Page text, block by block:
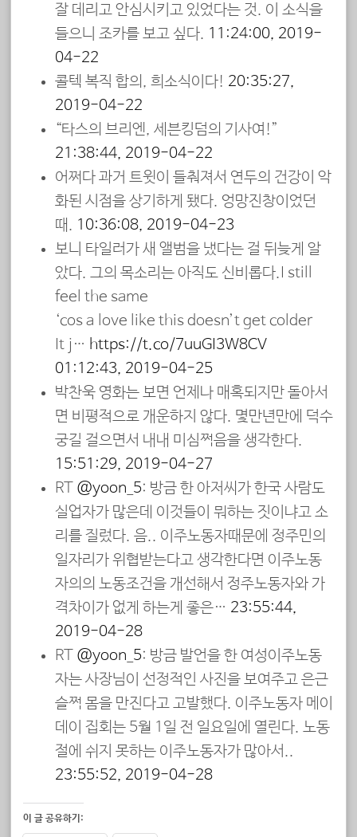
잘 데리고 안심시키고 있었다는 것. 이 소식을
들으니 조카를 보고 싶다. 11:24:00, 2019-
04-22
콜텍 복직 합의, 희소식이다! 20:35:27,
2019-04-22
“타스의 브리엔, 세븐킹덤의 기사여!”
21:38:44, 2019-04-22
어쩌다 과거 트윗이 들춰져서 연두의 건강이 악
화된 시점을 상기하게 됐다. 엉망진창이었던
때. 10:36:08, 2019-04-23
보니 타일러가 새 앨범을 냈다는 걸 뒤늦게 알
았다. 그의 목소리는 아직도 신비롭다.I still
feel the same
‘cos a love like this doesn’t get colder
It j… https://t.co/7uuGI3W8CV
01:12:43, 2019-04-25
박찬욱 영화는 보면 언제나 매혹되지만 돌아서
면 비평적으로 개운하지 않다. 몇만년만에 덕수
궁길 걸으면서 내내 미심쩍음을 생각한다.
15:51:29, 2019-04-27
RT @yoon_5: 방금 한 아저씨가 한국 사람도
실업자가 많은데 이것들이 뭐하는 짓이냐고 소
리를 질렀다. 음.. 이주노동자때문에 정주민의
일자리가 위협받는다고 생각한다면 이주노동
자의의 노동조건을 개선해서 정주노동자와 가
격차이가 없게 하는게 좋은… 23:55:44,
2019-04-28
RT @yoon_5: 방금 발언을 한 여성이주노동
자는 사장님이 선정적인 사진을 보여주고 은근
슬쩍 몸을 만진다고 고발했다. 이주노동자 메이
데이 집회는 5월 1일 전 일요일에 열린다. 노동
절에 쉬지 못하는 이주노동자가 많아서..
23:55:52, 2019-04-28
이 글 공유하기: